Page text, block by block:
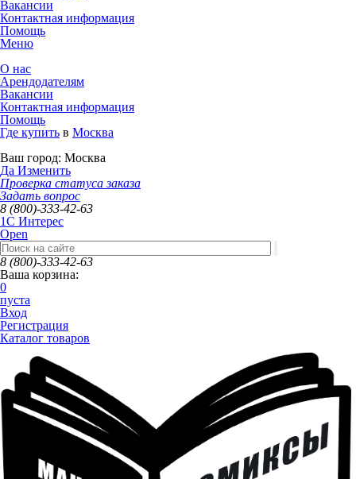
Вакансии
Контактная информация
Помощь
Меню
О нас
Арендодателям
Вакансии
Контактная информация
Помощь
Где купить в Москва
Ваш город: Москва
Да Изменить
Проверка статуса заказа
Задать вопрос
8 (800)-333-42-63
1C Интерес
Open
8 (800)-333-42-63
Ваша корзина:
0
пуста
Вход
Регистрация
Каталог товаров